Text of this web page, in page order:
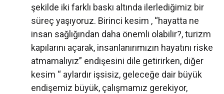
şekilde iki farklı baskı altında ilerlediğimiz bir
süreç yaşıyoruz. Birinci kesim , “hayatta ne
insan sağlığından daha önemli olabilir?, turizm
kapılarını açarak, insanlanırımızın hayatını riske
atmamalıyız” endişesini dile getirirken, diğer
kesim “ aylardır işsisiz, geleceğe dair büyük
endişemiz büyük, çalışmamız gerekiyor,